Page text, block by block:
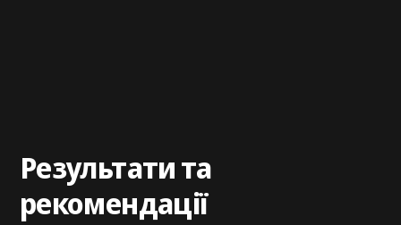
Результати та
рекомендації